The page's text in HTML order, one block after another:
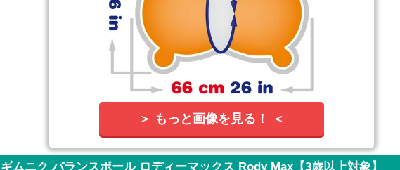
＞ もっと画像を見る！ ＜
ギムニク バランスボール ロディーマックス Rody Max【3歳以上対象】